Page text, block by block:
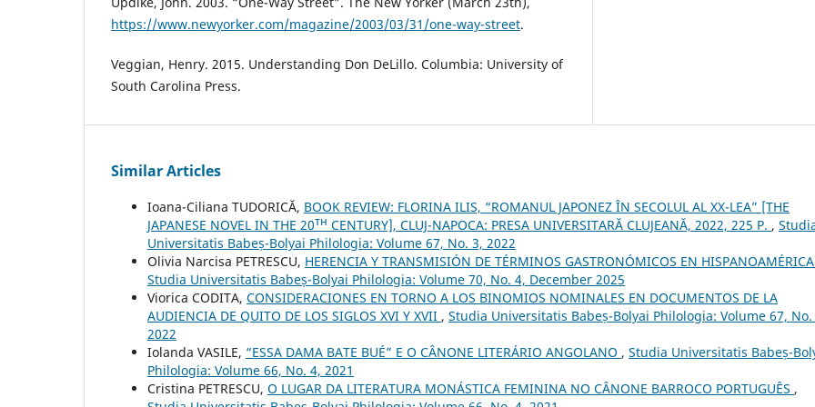
https://www.newyorker.com/magazine/2003/03/31/one-way-street.
Veggian, Henry. 2015. Understanding Don DeLillo. Columbia: University of
South Carolina Press.
Similar Articles
Ioana-Ciliana TUDORICĂ, BOOK REVIEW: FLORINA ILIS, “ROMANUL JAPONEZ ÎN SECOLUL AL XX-LEA” [THE
JAPANESE NOVEL IN THE 20ᵀᴴ CENTURY], CLUJ-NAPOCA: PRESA UNIVERSITARĂ CLUJEANĂ, 2022, 225 P. ,
Universitatis Babeș-Bolyai Philologia: Volume 67, No. 3, 2022
Olivia Narcisa PETRESCU, HERENCIA Y TRANSMISIÓN DE TÉRMINOS GASTRONÓMICOS EN HISPANOAMÉRICA
Studia Universitatis Babeș-Bolyai Philologia: Volume 70, No. 4, December 2025
Viorica CODITA, CONSIDERACIONES EN TORNO A LOS BINOMIOS NOMINALES EN DOCUMENTOS DE LA
AUDIENCIA DE QUITO DE LOS SIGLOS XVI Y XVII , Studia Universitatis Babeș-Bolyai Philologia: Volume 67, No.
2022
Iolanda VASILE, “ESSA DAMA BATE BUÉ” E O CÂNONE LITERÁRIO ANGOLANO , Studia Universitatis Babeș-
Philologia: Volume 66, No. 4, 2021
Cristina PETRESCU, O LUGAR DA LITERATURA MONÁSTICA FEMININA NO CÂNONE BARROCO PORTUGUÊS ,